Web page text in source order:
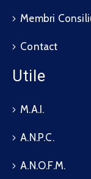
Membri
Contact
Utile
M.A.I.
A.N.P.C.
A.N.O.F.M.